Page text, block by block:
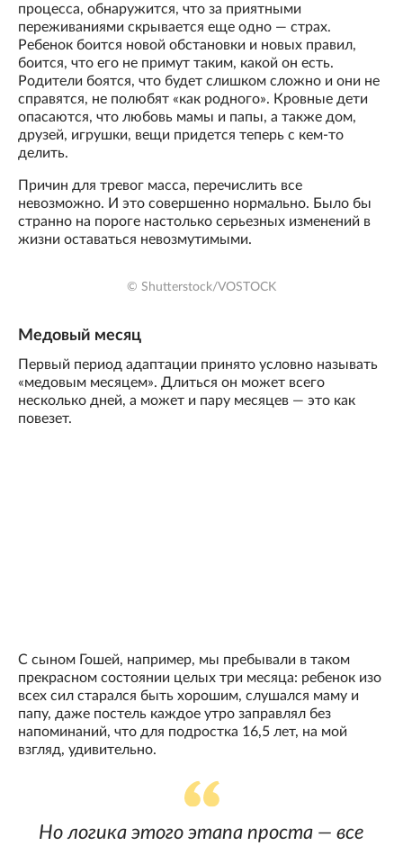
процесса, обнаружится, что за приятными
переживаниями скрывается еще одно — страх.
Ребенок боится новой обстановки и новых правил,
боится, что его не примут таким, какой он есть.
Родители боятся, что будет слишком сложно и они не
справятся, не полюбят «как родного». Кровные дети
опасаются, что любовь мамы и папы, а также дом,
друзей, игрушки, вещи придется теперь с кем-то
делить.
Причин для тревог масса, перечислить все
невозможно. И это совершенно нормально. Было бы
странно на пороге настолько серьезных изменений в
жизни оставаться невозмутимыми.
© Shutterstock/VOSTOCK
Медовый месяц
Первый период адаптации принято условно называть
«медовым месяцем». Длиться он может всего
несколько дней, а может и пару месяцев — это как
повезет.
С сыном Гошей, например, мы пребывали в таком
прекрасном состоянии целых три месяца: ребенок изо
всех сил старался быть хорошим, слушался маму и
папу, даже постель каждое утро заправлял без
напоминаний, что для подростка 16,5 лет, на мой
взгляд, удивительно.
Но логика этого этапа проста — все